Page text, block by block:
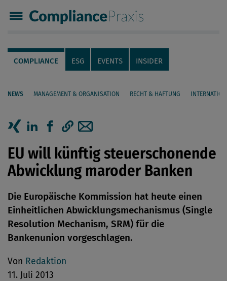
Compliance Praxis
Servicenavigation
Navigation
COMPLIANCE ESG EVENTS INSIDER
NEWS MANAGEMENT & ORGANISATION RECHT & HAFTUNG
Seiteninhalt
Artikel auf Xing teilen
Artikel auf linkedIn teilen
Artikel auf Facebook teilen
Artikellink kopieren
Artikel per Mail teilen
EU will künftig steuerschonende
Abwicklung maroder Banken
Die Europäische Kommission hat heute einen
Einheitlichen Abwicklungsmechanismus (Single
Resolution Mechanism, SRM) für die
Bankenunion vorgeschlagen.
Von Redaktion
11. Juli 2013